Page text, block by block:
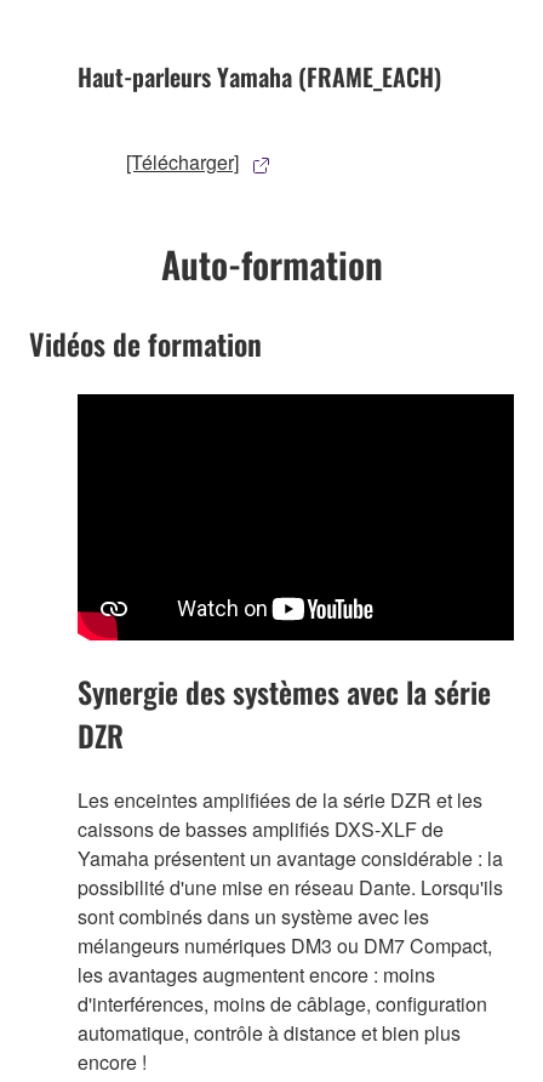
Haut-parleurs Yamaha (FRAME_EACH)
[Télécharger]
Auto-formation
Vidéos de formation
Synergie des systèmes avec la série
DZR
Les enceintes amplifiées de la série DZR et les
caissons de basses amplifiés DXS-XLF de
Yamaha présentent un avantage considérable : la
possibilité d'une mise en réseau Dante. Lorsqu'ils
sont combinés dans un système avec les
mélangeurs numériques DM3 ou DM7 Compact,
les avantages augmentent encore : moins
d'interférences, moins de câblage, configuration
automatique, contrôle à distance et bien plus
encore !